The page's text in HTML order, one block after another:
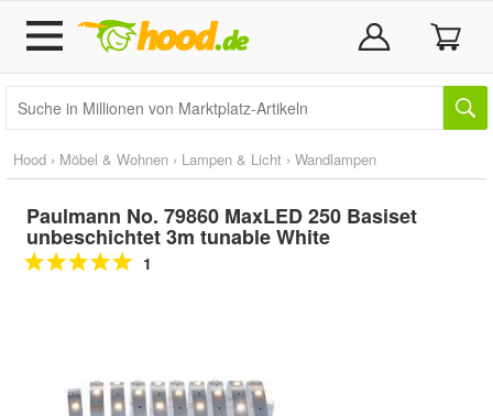
Hood › Möbel & Wohnen › Lampen & Licht › Wandlampen
Paulmann No. 79860 MaxLED 250 Basiset
unbeschichtet 3m tunable White
1